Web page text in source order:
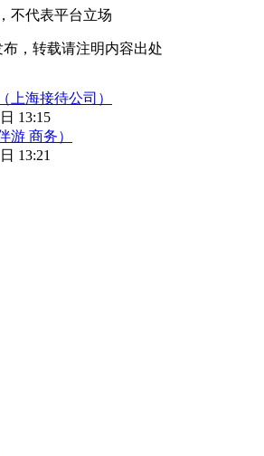
不代表平台立场
布，转载请注明内容出处
上海接待公司）
13:15
游 商务）
13:21